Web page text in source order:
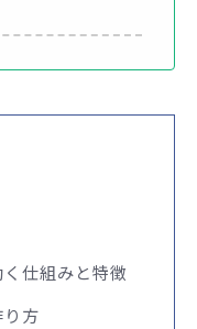
仕組みと特徴
方